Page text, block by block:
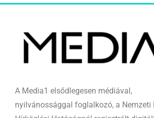
A Media1 elsődlegesen médiával,
nyilvánossággal foglalkozó, a Nemzeti